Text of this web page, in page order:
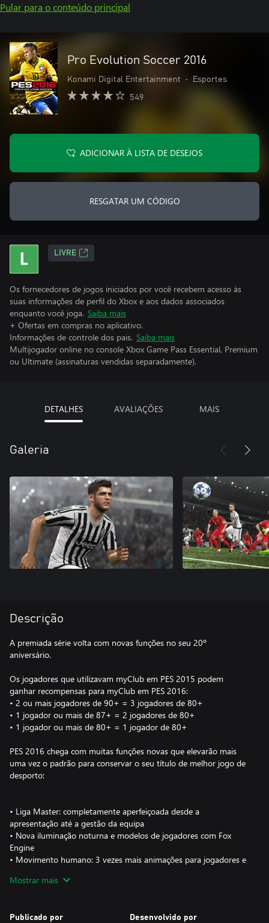
Pular para o conteúdo principal
Pro Evolution Soccer 2016
Konami Digital Entertainment • Esportes
549
ADICIONAR À LISTA DE DESEJOS
RESGATAR UM CÓDIGO
LIVRE
Os fornecedores de jogos iniciados por você recebem acesso às
suas informações de perfil do Xbox e aos dados associados
enquanto você joga. Saiba mais
+ Ofertas em compras no aplicativo.
Informações de controle dos pais. Saiba mais
Multijogador online no console Xbox Game Pass Essential, Premium
ou Ultimate (assinaturas vendidas separadamente).
DETALHES AVALIAÇÕES MAIS
Galeria
Descrição
A premiada série volta com novas funções no seu 20º
aniversário.
Os jogadores que utilizavam myClub em PES 2015 podem
ganhar recompensas para myClub em PES 2016:
• 2 ou mais jogadores de 90+ = 3 jogadores de 80+
• 1 jogador ou mais de 87+ = 2 jogadores de 80+
• 1 jogador ou mais de 80+ = 1 jogador de 80+
PES 2016 chega com muitas funções novas que elevarão mais
uma vez o padrão para conservar o seu título de melhor jogo de
desporto:
• Liga Master: completamente aperfeiçoada desde a
apresentação até a gestão da equipa
• Nova iluminação noturna e modelos de jogadores com Fox
Engine
• Movimento humano: 3 vezes mais animações para jogadores e
• Tempo dinâmico: a chuva começa durante os jogos
Mostrar mais
Publicado por Desenvolvido por